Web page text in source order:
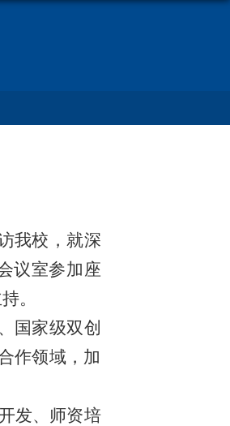
我校，就深
议室参加座
。
国家级双创
作领域，加
发、师资培